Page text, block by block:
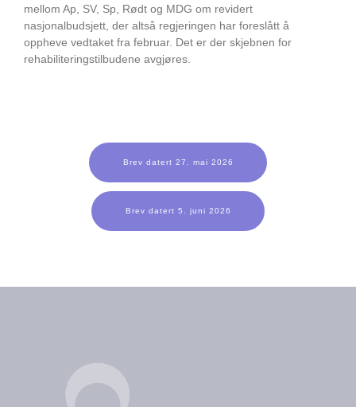
mellom Ap, SV, Sp, Rødt og MDG om revidert
nasjonalbudsjett, der altså regjeringen har foreslått å
oppheve vedtaket fra februar. Det er der skjebnen for
rehabiliteringstilbudene avgjøres.
Brev datert 27. mai 2026
Brev datert 5. juni 2026